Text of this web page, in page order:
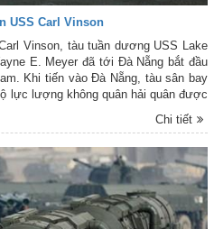
USS Carl Vinson
Vinson, tàu tuần dương USS Lake
E. Meyer đã tới Đà Nẵng bắt đầu
Khi tiến vào Đà Nẵng, tàu sân bay
lực lượng không quân hải quân được
Chi tiết